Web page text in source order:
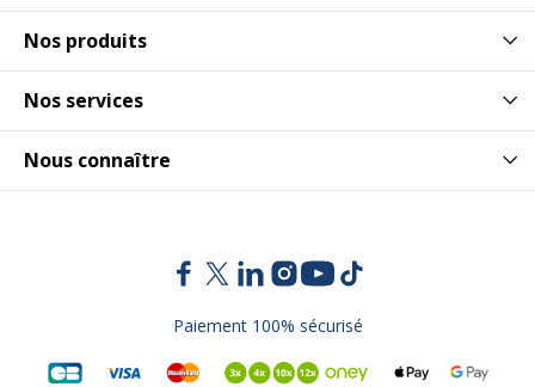
Nos produits
Nos services
Nous connaître
Paiement 100% sécurisé